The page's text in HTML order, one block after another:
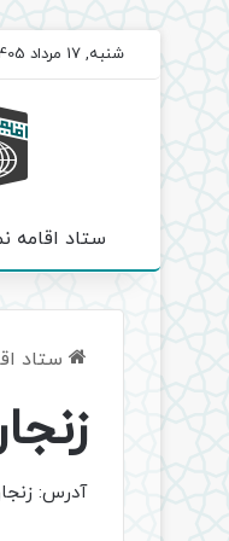
شنبه, 17 مرداد 1405
ستاد اقامه
ستاد
آدرس: